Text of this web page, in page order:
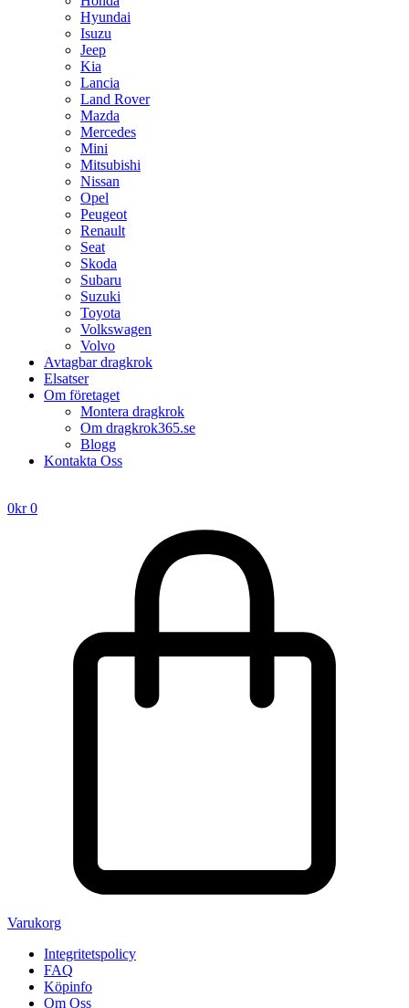
Hyundai
Isuzu
Jeep
Kia
Lancia
Land Rover
Mazda
Mercedes
Mini
Mitsubishi
Nissan
Opel
Peugeot
Renault
Seat
Skoda
Subaru
Suzuki
Toyota
Volkswagen
Volvo
Avtagbar dragkrok
Elsatser
Om företaget
Montera dragkrok
Om dragkrok365.se
Blogg
Kontakta Oss
0kr 0
Varukorg
Integritetspolicy
FAQ
Köpinfo
Om Oss